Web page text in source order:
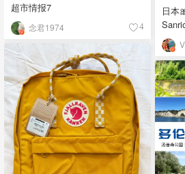
超市情报7
念君1974 4
日本